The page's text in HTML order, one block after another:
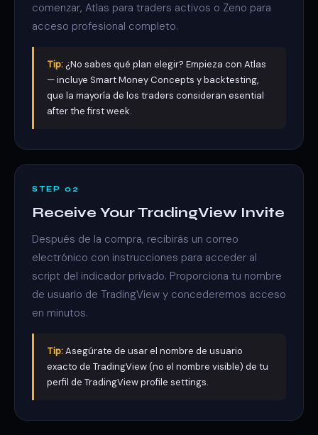
comenzar, Atlas para traders activos o Zeno para
acceso profesional completo.
Tip: ¿No sabes qué plan elegir? Empieza con Atlas
— incluye Smart Money Concepts y backtesting,
que la mayoría de los traders consideran esential
after the first week.
STEP 02
Receive Your TradingView Invite
Después de la compra, recibirás un correo
electrónico con instrucciones para acceder al
script del indicador privado. Proporciona tu nombre
de usuario de TradingView y concederemos acceso
en minutos.
Tip:Asegúrate de usar el nombre de usuario
exacto de TradingView (no el nombre visible) de tu
perfil de TradingView profile settings.